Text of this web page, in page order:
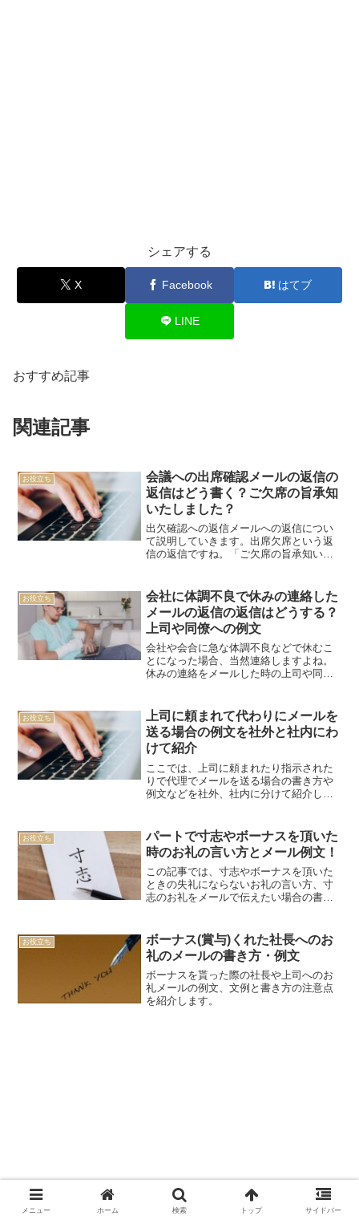
シェアする
X Facebook はてブ
LINE
おすすめ記事
関連記事
お役立ち
会議への出席確認メールの返信の
返信はどう書く？ご欠席の旨承知
いたしました？
出欠確認への返信メールへの返信につい
て説明していきます。出席欠席という返
信の返信ですね。「ご欠席の旨承知いた
お役立ち
会社に体調不良で休みの連絡した
メールの返信の返信はどうする？
上司や同僚への例文
会社や会合に急な体調不良などで休むこ
とになった場合、当然連絡しますよね。
休みの連絡をメールした時の上司や同僚
お役立ち
上司に頼まれて代わりにメールを
送る場合の例文を社外と社内にわ
けて紹介
ここでは、上司に頼まれたり指示された
りで代理でメールを送る場合の書き方や
例文などを社外、社内に分けて紹介しま
お役立ち
パートで寸志やボーナスを頂いた
時のお礼の言い方とメール例文！
この記事では、寸志やボーナスを頂いた
ときの失礼にならないお礼の言い方、寸
志のお礼をメールで伝えたい場合の書き
お役立ち
ボーナス(賞与)くれた社長へのお
礼のメールの書き方・例文
ボーナスを貰った際の社長や上司へのお
礼メールの例文、文例と書き方の注意点
を紹介します。
メニュー ホーム 検索 トップ サイドバー